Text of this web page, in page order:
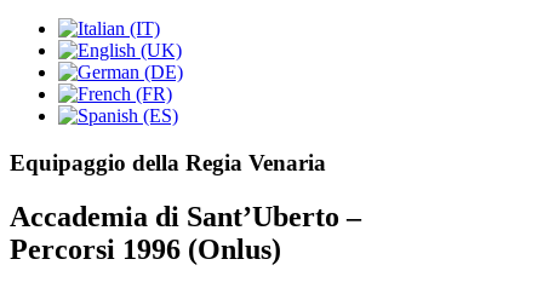
Equipaggio della Regia Venaria
Accademia di Sant’Uberto –
Percorsi 1996 (Onlus)